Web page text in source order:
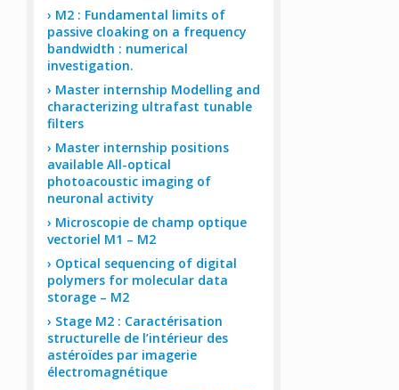
M2 : Fundamental limits of
passive cloaking on a frequency
bandwidth : numerical
investigation.
Master internship Modelling and
characterizing ultrafast tunable
filters
Master internship positions
available All-optical
photoacoustic imaging of
neuronal activity
Microscopie de champ optique
vectoriel M1 – M2
Optical sequencing of digital
polymers for molecular data
storage – M2
Stage M2 : Caractérisation
structurelle de l’intérieur des
astéroïdes par imagerie
électromagnétique